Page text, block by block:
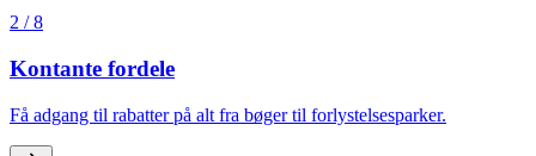
2 /8
Kontante fordele
Få adgang til rabatter på alt fra bøger til forlystelsesparker.